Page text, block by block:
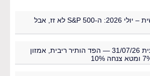
סקירה פיננסית חודשית – יולי 2026: ה-S&P 500 לא זז, אבל
סקירה פיננסית שבועית 31/07/26 — הפד הותיר ריבית, אמזון